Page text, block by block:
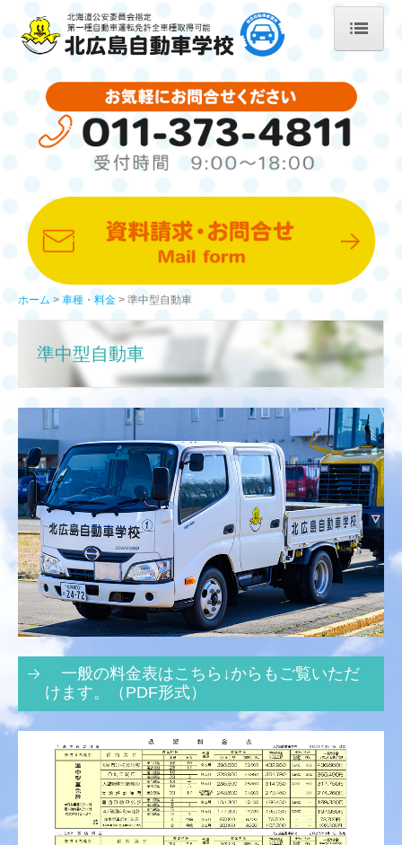
ホーム
プライバシーポリシー
入校の手続き
普通自動車
大型自動車
中型自動車
けん引車
大型特殊
大型・普通二輪AT限定等
教習生の方
オンライン学科
ネット技能予約システム
自学カレンダー表
各講習のご案内
よくあるご質問
ホーム 車種・料金 準中型自動車
準中型自動車
一般の料金表はこちら↓からもご覧いただ
けます。（PDF形式）